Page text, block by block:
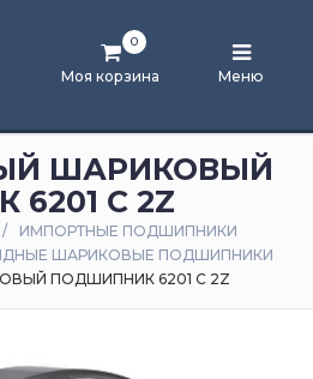
Моя корзина
0
Меню
ШАРИКОВЫЙ
C 2Z
ИМПОРТНЫЕ ПОДШИПНИКИ
ШАРИКОВЫЕ ПОДШИПНИКИ
ПОДШИПНИК 6201 C 2Z